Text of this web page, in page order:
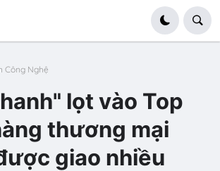
Công Nghệ
lọt vào Top
thương mại
giao nhiều